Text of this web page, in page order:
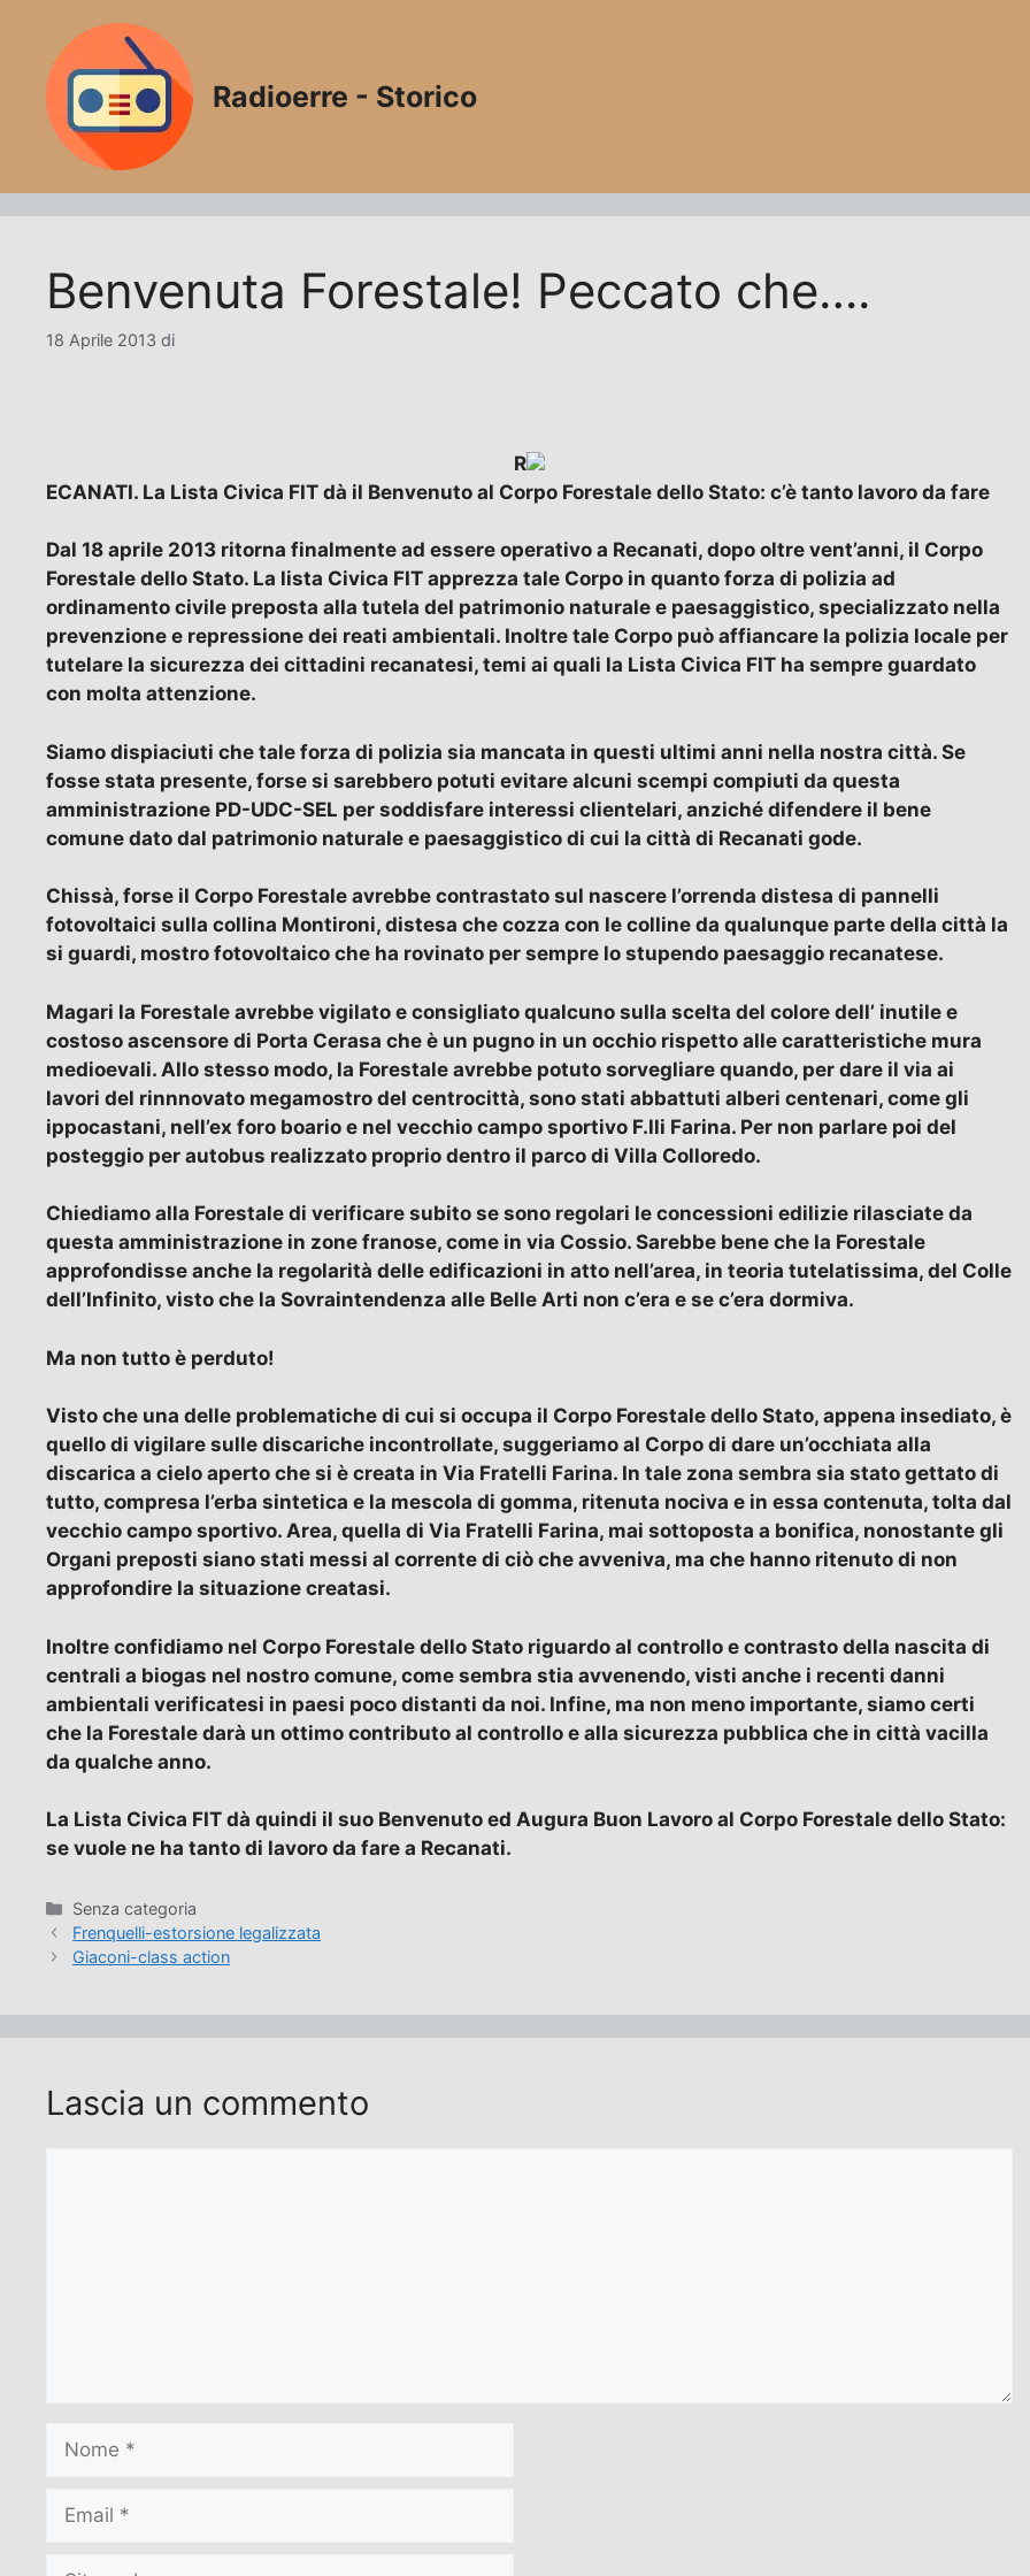
contenuto
Radioerre - Storico
Benvenuta Forestale! Peccato che….
18 Aprile 2013 di
R
ECANATI. La Lista Civica FIT dà il Benvenuto al Corpo Forestale dello Stato: c’è tanto lavoro da fare
Dal 18 aprile 2013 ritorna finalmente ad essere operativo a Recanati, dopo oltre vent’anni, il Corpo
Forestale dello Stato. La lista Civica FIT apprezza tale Corpo in quanto forza di polizia ad
ordinamento civile preposta alla tutela del patrimonio naturale e paesaggistico, specializzato nella
prevenzione e repressione dei reati ambientali. Inoltre tale Corpo può affiancare la polizia locale per
tutelare la sicurezza dei cittadini recanatesi, temi ai quali la Lista Civica FIT ha sempre guardato
con molta attenzione.
Siamo dispiaciuti che tale forza di polizia sia mancata in questi ultimi anni nella nostra città. Se
fosse stata presente, forse si sarebbero potuti evitare alcuni scempi compiuti da questa
amministrazione PD-UDC-SEL per soddisfare interessi clientelari, anziché difendere il bene
comune dato dal patrimonio naturale e paesaggistico di cui la città di Recanati gode.
Chissà, forse il Corpo Forestale avrebbe contrastato sul nascere l’orrenda distesa di pannelli
fotovoltaici sulla collina Montironi, distesa che cozza con le colline da qualunque parte della città la
si guardi, mostro fotovoltaico che ha rovinato per sempre lo stupendo paesaggio recanatese.
Magari la Forestale avrebbe vigilato e consigliato qualcuno sulla scelta del colore dell’ inutile e
costoso ascensore di Porta Cerasa che è un pugno in un occhio rispetto alle caratteristiche mura
medioevali. Allo stesso modo, la Forestale avrebbe potuto sorvegliare quando, per dare il via ai
lavori del rinnnovato megamostro del centrocittà, sono stati abbattuti alberi centenari, come gli
ippocastani, nell’ex foro boario e nel vecchio campo sportivo F.lli Farina. Per non parlare poi del
posteggio per autobus realizzato proprio dentro il parco di Villa Colloredo.
Chiediamo alla Forestale di verificare subito se sono regolari le concessioni edilizie rilasciate da
questa amministrazione in zone franose, come in via Cossio. Sarebbe bene che la Forestale
approfondisse anche la regolarità delle edificazioni in atto nell’area, in teoria tutelatissima, del Colle
dell’Infinito, visto che la Sovraintendenza alle Belle Arti non c’era e se c’era dormiva.
Ma non tutto è perduto!
Visto che una delle problematiche di cui si occupa il Corpo Forestale dello Stato, appena insediato, è
quello di vigilare sulle discariche incontrollate, suggeriamo al Corpo di dare un’occhiata alla
discarica a cielo aperto che si è creata in Via Fratelli Farina. In tale zona sembra sia stato gettato di
tutto, compresa l’erba sintetica e la mescola di gomma, ritenuta nociva e in essa contenuta, tolta dal
vecchio campo sportivo. Area, quella di Via Fratelli Farina, mai sottoposta a bonifica, nonostante gli
Organi preposti siano stati messi al corrente di ciò che avveniva, ma che hanno ritenuto di non
approfondire la situazione creatasi.
Inoltre confidiamo nel Corpo Forestale dello Stato riguardo al controllo e contrasto della nascita di
centrali a biogas nel nostro comune, come sembra stia avvenendo, visti anche i recenti danni
ambientali verificatesi in paesi poco distanti da noi. Infine, ma non meno importante, siamo certi
che la Forestale darà un ottimo contributo al controllo e alla sicurezza pubblica che in città vacilla
da qualche anno.
La Lista Civica FIT dà quindi il suo Benvenuto ed Augura Buon Lavoro al Corpo Forestale dello Stato:
se vuole ne ha tanto di lavoro da fare a Recanati.
Categorie
Senza categoria
Frenquelli-estorsione legalizzata
Giaconi-class action
Lascia un commento
Nome
Email
Sito